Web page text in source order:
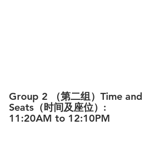
Group 2 （第二组）Time and
Seats（时间及座位）:
11:20AM to 12:10PM